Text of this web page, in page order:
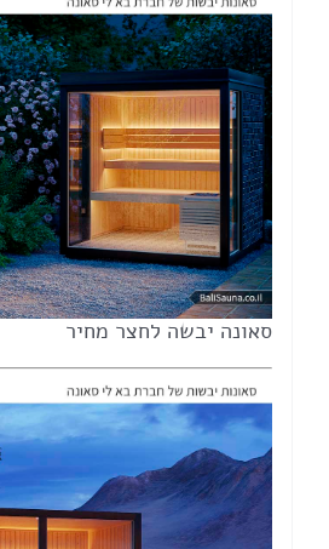
סאונה יבשה לחצר מחיר